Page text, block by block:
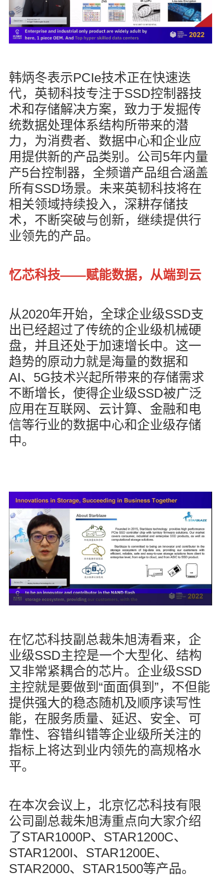
韩炳冬表示PCIe技术正在快速迭
代，英韧科技专注于SSD控制器技
术和存储解决方案，致力于发掘传
统数据处理体系结构所带来的潜
力，为消费者、数据中心和企业应
用提供新的产品类别。公司 5年内量
产5台控制器，全频谱产品组合涵盖
所有SSD场景。未来英韧科技将在
相关领域持续投入，深耕存储技
术，不断突破与创新，继续提供行
业领先的产品。
忆芯科技——赋能数据，从端到云
从2020年开始，全球企业级SSD支
出已经超过了传统的企业级机械硬
盘，并且还处于加速增长中。这一
趋势的原动力就是海量的数据和
AI、 5G技术兴起所带来的存储需求
不断增长，使得企业级SSD被广泛
应用在互联网、云计算、金融和电
信等行业的数据中心和企业级存储
中。
在忆芯科技副总裁朱旭涛看来，企
业级SSD主控是一个大型化、结构
又非常紧耦合的芯片。企业级SSD
主控就是要做到 “面面俱到 ”，不但能
提供强大的稳态随机及顺序读写性
能，在服务质量、延迟、安全、可
靠性、容错纠错等企业级所关注的
指标上将达到业内领先的高规格水
平。
在本次会议上，北京忆芯科技有限
公司副总裁朱旭涛重点向大家介绍
了STAR1000P、 STAR1200C、
STAR1200I、 STAR1200E、
STAR2000、 STAR1500等产品。